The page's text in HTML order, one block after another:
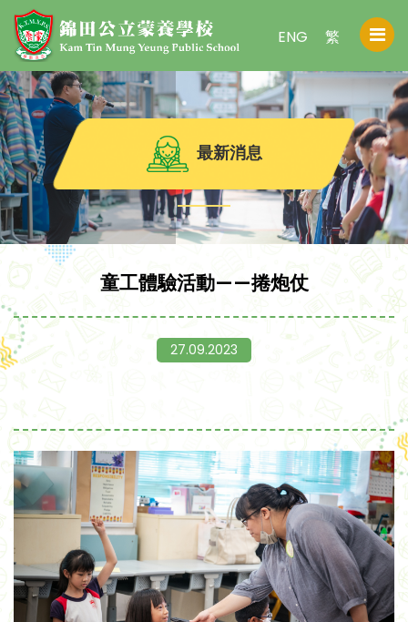
繁
ENG
最新消息
童工體驗活動——捲炮仗
27.09.2023